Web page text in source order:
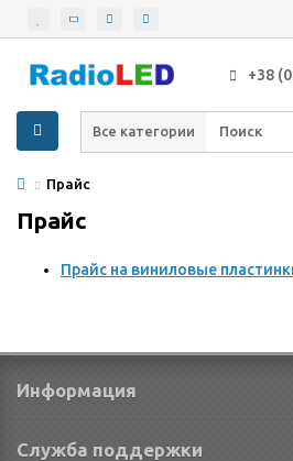
+38
Все категории
Прайс
Прайс
Прайс на виниловые
Информация
Служба поддержки